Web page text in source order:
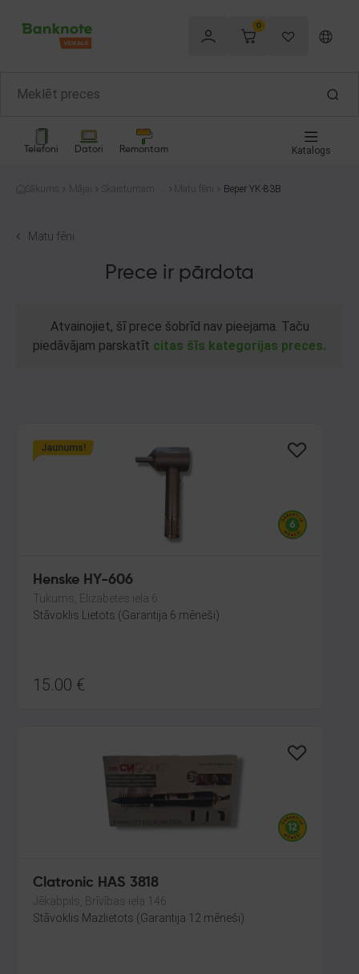
0
Telefoni Datori Remontam Katalogs
Sākums Mājai
Skaistumam u
Matu fēni Beper YK-83B
Matu fēni
Prece ir pārdota
Atvainojiet, šī prece šobrīd nav pieejama. Taču
piedāvājam parskatīt citas šīs kategorijas preces.
Jaunums!
Henske HY-606
Tukums, Elizabetes iela 6
Stāvoklis Lietots (Garantija 6 mēneši)
15.00 €
Clatronic HAS 3818
Jēkabpils, Brīvības iela 146
Stāvoklis Mazlietots (Garantija 12 mēneši)